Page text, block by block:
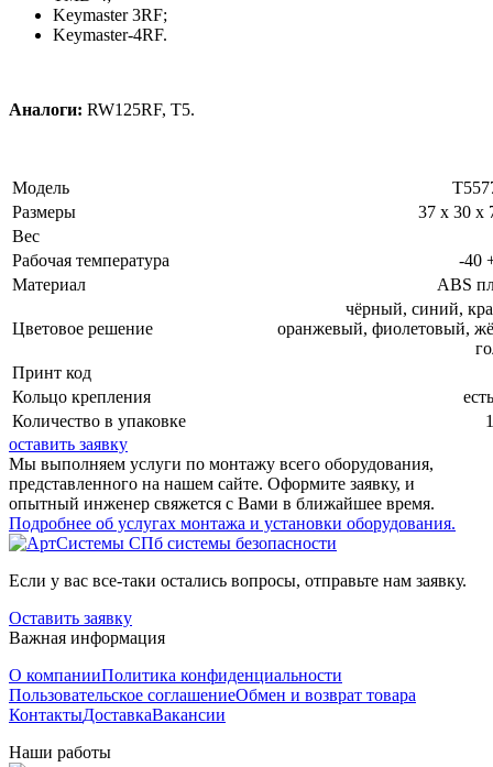
Keymaster 3RF;
Keymaster-4RF.
Аналоги: RW125RF, Т5.
Модель
Размеры
37 х 30 х
Вес
Рабочая температура
-40
Материал
ABS
Цветовое решение
чёрный, синий,
оранжевый, фиолетовый,
Принт код
Кольцо крепления
Количество в упаковке
оставить заявку
Мы выполняем услуги по монтажу всего оборудования,
представленного на нашем сайте. Оформите заявку, и
опытный инженер свяжется с Вами в ближайшее время.
Подробнее об услугах монтажа и установки оборудования.
Если у вас все-таки остались вопросы, отправьте нам заявку.
Оставить заявку
Важная информация
О компанииПолитика конфиденциальности
Пользовательское соглашениеОбмен и возврат товара
КонтактыДоставкаВакансии
Наши работы